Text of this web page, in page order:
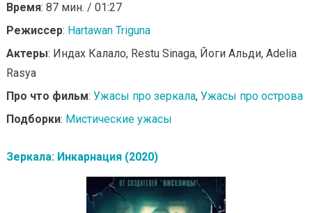
Время: 87 мин. / 01:27
Режиссер: Hartawan Triguna
Актеры: Индах Калало, Restu Sinaga, Йоги Альди, Adelia
Rasya
Про что фильм: Ужасы про зеркала, Ужасы про острова
Подборки: Мистические ужасы
Зеркала: Инкарнация (2020)